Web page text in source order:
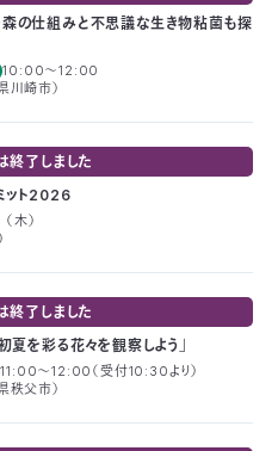
の仕組みと不思議な生き物粘菌も探
10:00～12:00
川崎市）
終了しました
ット2026
木）
終了しました
夏を彩る花々を観察しよう」
11:00～12:00（受付10:30より）
秩父市）